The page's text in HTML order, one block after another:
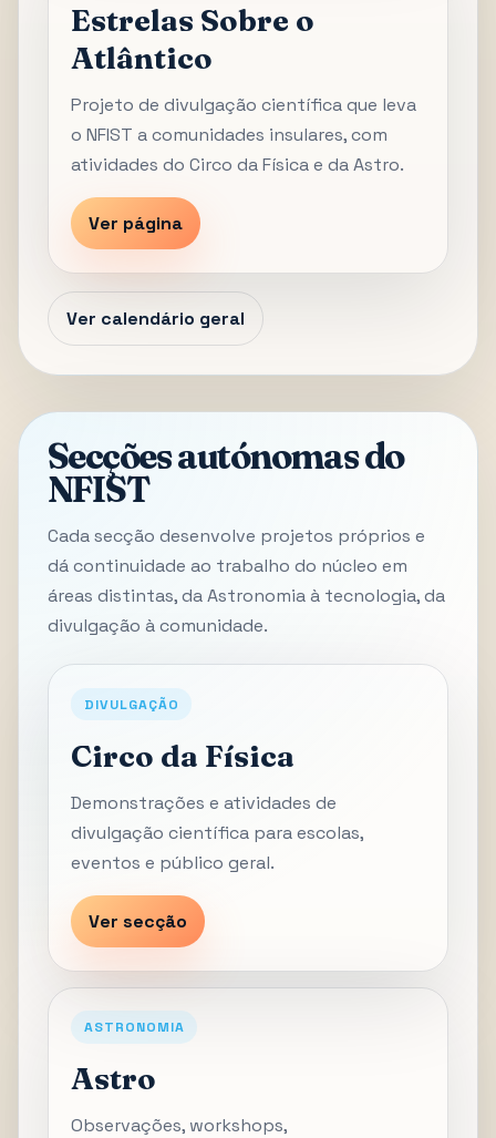
Estrelas Sobre o
Atlântico
Projeto de divulgação científica que leva
o NFIST a comunidades insulares, com
atividades do Circo da Física e da Astro.
Ver página
Ver calendário geral
Secções autónomas do
NFIST
Cada secção desenvolve projetos próprios e
dá continuidade ao trabalho do núcleo em
áreas distintas, da Astronomia à tecnologia, da
divulgação à comunidade.
DIVULGAÇÃO
Circo da Física
Demonstrações e atividades de
divulgação científica para escolas,
eventos e público geral.
Ver secção
ASTRONOMIA
Astro
Observações, workshops,